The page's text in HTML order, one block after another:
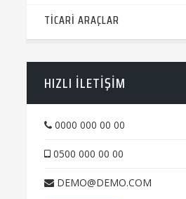
TİCARİ ARAÇLAR
HIZLI ILETIŞIM
0000 000 00 00
0500 000 00 00
DEMO@DEMO.COM